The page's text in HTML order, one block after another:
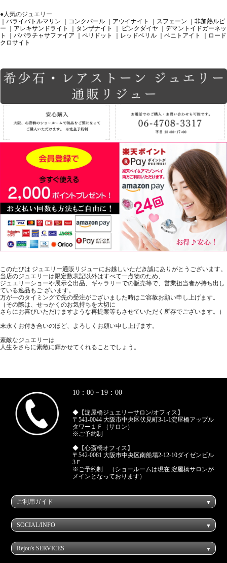
●人気のジュエリー
｜パライバトルマリン
｜コンクパール ｜アウイナイト ｜スフェーン
｜非加熱ルビ
ー
｜アレキサンドライト ｜タンザナイト ｜ ピンクダイヤ
｜デマントイドガーネッ
ト
｜パパラチャサファイア ｜ペリドット ｜レッドベリル ｜ベニトアイト
｜ロード
クロサイト
このたびは ジュエリー通販リジューにお越しいただき誠にありがとうございます。
当店のジュエリーは限定数表記以外はすべて一点物のため、
ジュエリーショーや展示会出品、ギャラリーでの販売等で、営業担当者が持ち出し
ている逸品もご ざいます。
万が一のタイミングで先の受注がございました時はご容赦お願い申し上げます。
（その際は、せっかくのお気持ちを大切に
さらにお喜びいただけますような再提案等もさせていただく所存でございます。）
末永くお付き合いのほど、よろしくお願い申し上げます。
素敵なジュエリーは
人生をさらに素敵に輝かせてくれることでしょう。
10：00－19：00
◆【淀屋橋ジュエリーサロン/オフィス】
〒541-0044 大阪市中央区伏見町3-1-1淀屋橋アップル
タワー１Ｆ（サロン）
※ご予約制
◆【心斎橋オフィス】
〒542-0081 大阪市中央区南船場2-12-10ダイゼンビル
3Ｆ
※ご予約制 （ショールームは現在 淀屋橋サロンが
メインとなっております）
ご利用ガイド
SOCIAL/INFO
Rejou's SERVICES